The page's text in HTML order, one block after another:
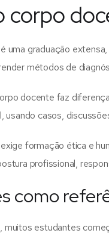
corpo
uma graduação
métodos de
docente faz
usando casos,
formação ética e
profissional,
como
muitos estudantes